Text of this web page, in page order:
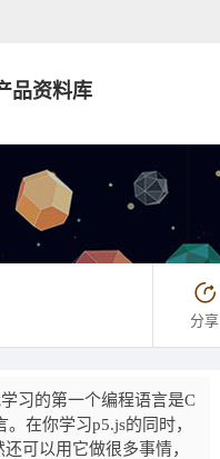
品资料库
分享
习的第一个编程语言是C
在你学习p5.js的同时，
可以用它做很多事情，